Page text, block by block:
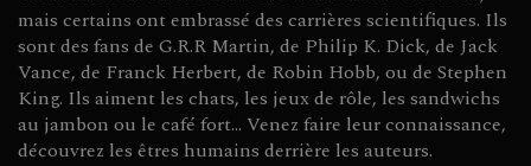
mais certains ont embrassé des carrières scientifiques. Ils
sont des fans de G.R.R Martin, de Philip K. Dick, de Jack
Vance, de Franck Herbert, de Robin Hobb, ou de Stephen
King. Ils aiment les chats, les jeux de rôle, les sandwichs
au jambon ou le café fort... Venez faire leur connaissance,
découvrez les êtres humains derrière les auteurs.